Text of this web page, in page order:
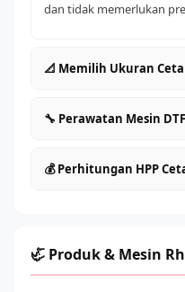
dan tidak memerlukan
📐 Memilih Ukuran
satuan
Roll to Roll (>60cm):
🔧 Perawatan Mesin DTF
sesudah operasional
💰 Perhitungan HPP
dan penyusutan mesin.
🦏 Produk & Mesin